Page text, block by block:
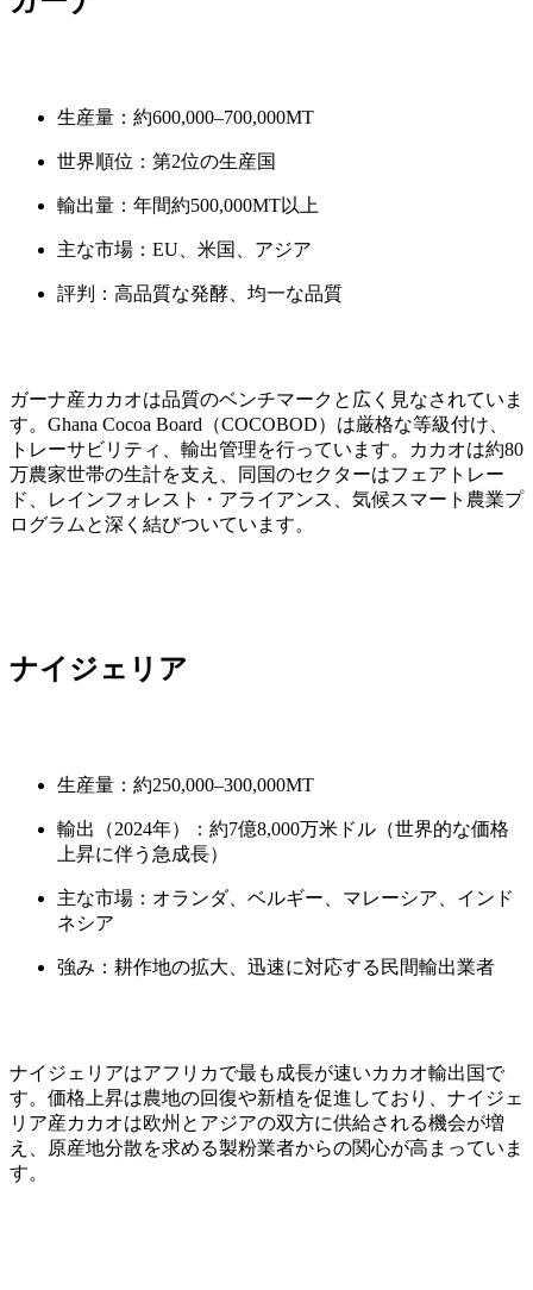
生産量：約600,000–700,000MT
世界順位：第2位の生産国
輸出量：年間約500,000MT以上
主な市場：EU、米国、アジア
評判：高品質な発酵、均一な品質
ガーナ産カカオは品質のベンチマークと広く見なされていま
す。Ghana Cocoa Board（COCOBOD）は厳格な等級付け、
トレーサビリティ、輸出管理を行っています。カカオは約80
万農家世帯の生計を支え、同国のセクターはフェアトレー
ド、レインフォレスト・アライアンス、気候スマート農業プ
ログラムと深く結びついています。
ナイジェリア
生産量：約250,000–300,000MT
輸出（2024年）：約7億8,000万米ドル（世界的な価格
上昇に伴う急成長）
主な市場：オランダ、ベルギー、マレーシア、インド
ネシア
強み：耕作地の拡大、迅速に対応する民間輸出業者
ナイジェリアはアフリカで最も成長が速いカカオ輸出国で
す。価格上昇は農地の回復や新植を促進しており、ナイジェ
リア産カカオは欧州とアジアの双方に供給される機会が増
え、原産地分散を求める製粉業者からの関心が高まっていま
す。